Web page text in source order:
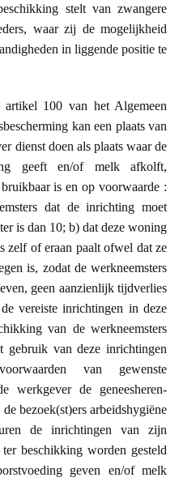
stelt van zwangere
waar zij de mogelijkheid
in liggende positie te
100 van het Algemeen
kan een plaats van
dienst doen als plaats waar de
geeft en/of melk afkolft,
is en op voorwaarde :
dat de inrichting moet
is dan 10; b) dat deze woning
zelf of eraan paalt ofwel dat ze
is, zodat de werkneemsters
geen aanzienlijk tijdverlies
vereiste inrichtingen in deze
van de werkneemsters
gebruik van deze inrichtingen
van gewenste
werkgever de geneesheren-
bezoek(st)ers arbeidshygiëne
de inrichtingen van zijn
beschikking worden gesteld
geven en/of melk